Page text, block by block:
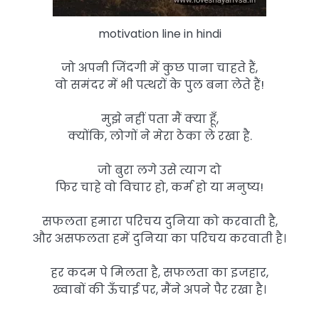
motivation line in hindi
जो अपनी जिंदगी में कुछ पाना चाहते हैं,
वो समंदर में भी पत्थरों के पुल बना लेते हैं!
मुझे नहीं पता मैं क्या हूँ,
क्योंकि, लोगों ने मेरा ठेका ले रखा है.
जो बुरा लगे उसे त्याग दो
फिर चाहे वो विचार हो, कर्म हो या मनुष्य!
सफलता हमारा परिचय दुनिया को करवाती है,
और असफलता हमें दुनिया का परिचय करवाती है।
हर कदम पे मिलता है, सफलता का इजहार,
ख्वाबों की ऊँचाई पर, मैंने अपने पैर रखा है।